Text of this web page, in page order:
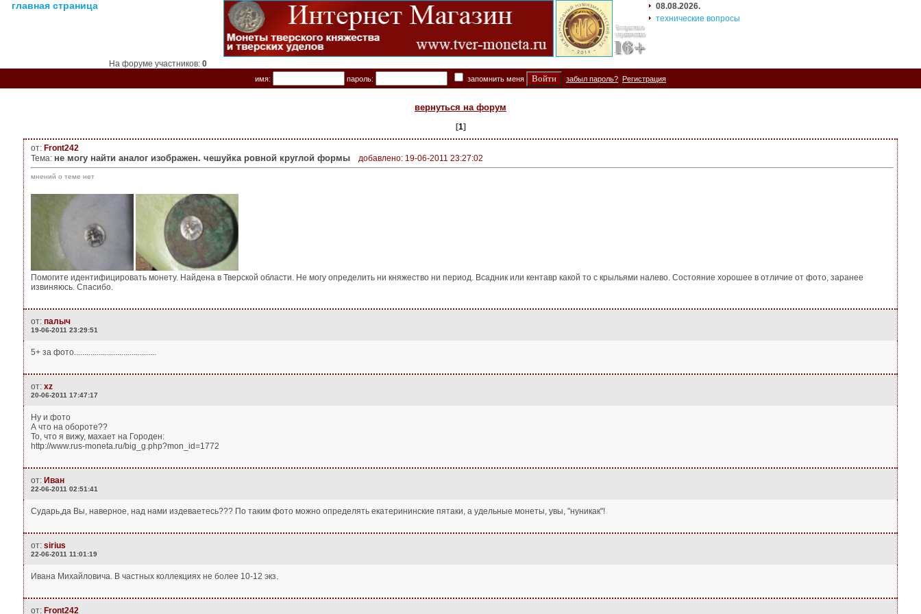
главная страница
На форуме участников: 0
08.08.2026.
технические вопросы
имя: пароль: запомнить меня забыл пароль? Регистрация
вернуться на форум
[1]
от: Front242
Тема: не могу найти аналог изображен. чешуйка ровной круглой формы добавлено: 19-06-2011 23:27:02
мнений о теме нет
Помогите идентифицировать монету. Найдена в Тверской области. Не могу определить ни княжество ни период. Всадник или кентавр какой то с крыльями налево. Состояние хорошее в отличие от фото, заранее
извиняюсь. Спасибо.
от: палыч
19-06-2011 23:29:51
5+ за фото........................................
от: xz
20-06-2011 17:47:17
Ну и фото
А что на обороте??
То, что я вижу, махает на Городен:
http://www.rus-moneta.ru/big_g.php?mon_id=1772
от: Иван
22-06-2011 02:51:41
Сударь,да Вы, наверное, над нами издеваетесь??? По таким фото можно определять екатерининские пятаки, а удельные монеты, увы, "нуникак"!
от: sirius
22-06-2011 11:01:19
Ивана Михайловича. В частных коллекциях не более 10-12 экз.
от: Front242